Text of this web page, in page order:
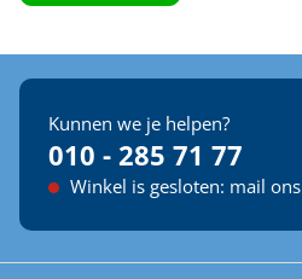
Kunnen we je helpen?
010 - 285 71 77
Winkel is gesloten: mail ons